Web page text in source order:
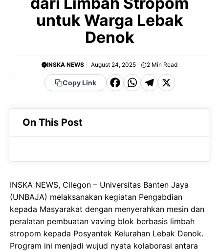
untuk Warga Lebak
Denok
INSKA NEWS August 24, 2025 2 Min Read
Copy Link
F
c
o
o
k
W
a
A
p
p
T
e
a
m
X
On This Post
INSKA NEWS, Cilegon – Universitas Banten Jaya
(UNBAJA) melaksanakan kegiatan Pengabdian
kepada Masyarakat dengan menyerahkan mesin dan
peralatan pembuatan vaving blok berbasis limbah
stropom kepada Posyantek Kelurahan Lebak Denok.
Program ini menjadi wujud nyata kolaborasi antara